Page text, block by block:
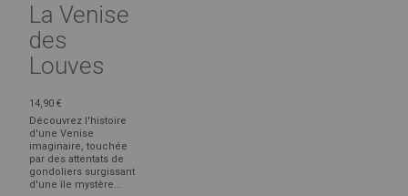
La Venise
des
Louves
14,90 €
Découvrez l'histoire
d'une Venise
imaginaire, touchée
par des attentats de
gondoliers surgissant
d'une île mystère...